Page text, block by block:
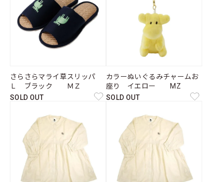
さらさらマライ草スリッパ
Ｌ ブラック ＭＺ
SOLD OUT
カラーぬいぐるみチャームお
座り イエロー MZ
SOLD OUT